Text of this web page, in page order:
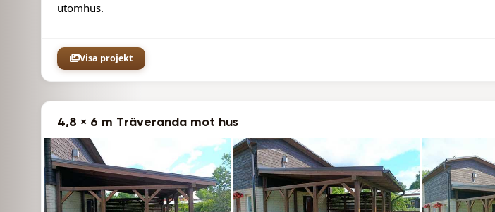
utomhus.
Visa projekt
4,8 × 6 m Träveranda mot hus